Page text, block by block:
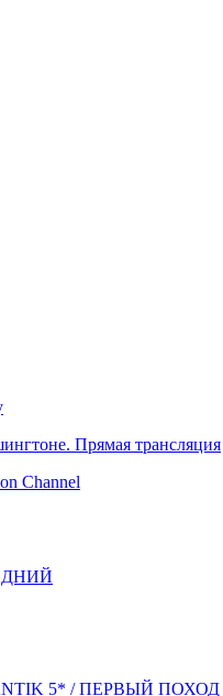
Прямая трансляция
Channel
5* / ПЕРВЫЙ